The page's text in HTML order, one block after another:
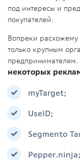
под интересы и
покупателей.
Вопреки
только крупным
предпринимателям.
некоторых
myTarget;
UseID;
Segmento
Pepper.ninja;